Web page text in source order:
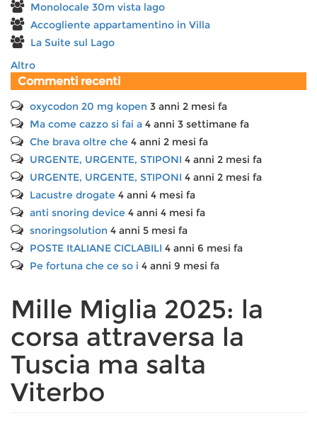
Monolocale 30m vista lago
Accogliente appartamentino in Villa
La Suite sul Lago
Altro
Commenti recenti
oxycodon 20 mg kopen 3 anni 2 mesi fa
Ma come cazzo si fai a 4 anni 3 settimane fa
Che brava oltre che 4 anni 2 mesi fa
URGENTE, URGENTE, STIPONI 4 anni 2 mesi fa
URGENTE, URGENTE, STIPONI 4 anni 2 mesi fa
Lacustre drogate 4 anni 4 mesi fa
anti snoring device 4 anni 4 mesi fa
snoringsolution 4 anni 5 mesi fa
POSTE ItALIANE CICLABILI 4 anni 6 mesi fa
Pe fortuna che ce so i 4 anni 9 mesi fa
Mille Miglia 2025: la
corsa attraversa la
Tuscia ma salta
Viterbo